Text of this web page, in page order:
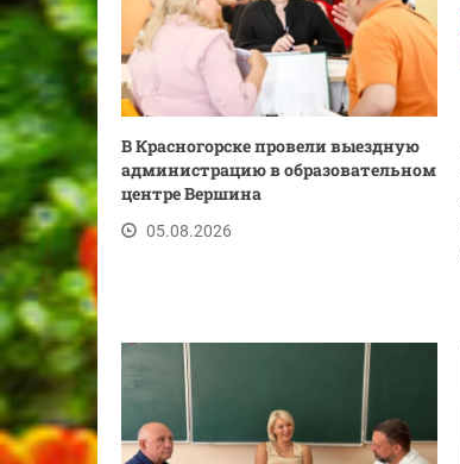
В Красногорске провели выездную
администрацию в образовательном
центре Вершина
05.08.2026